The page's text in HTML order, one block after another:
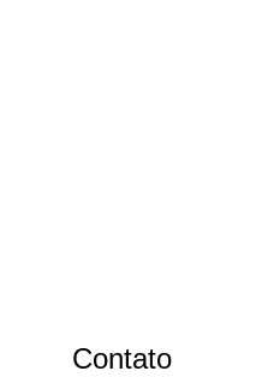
Contato